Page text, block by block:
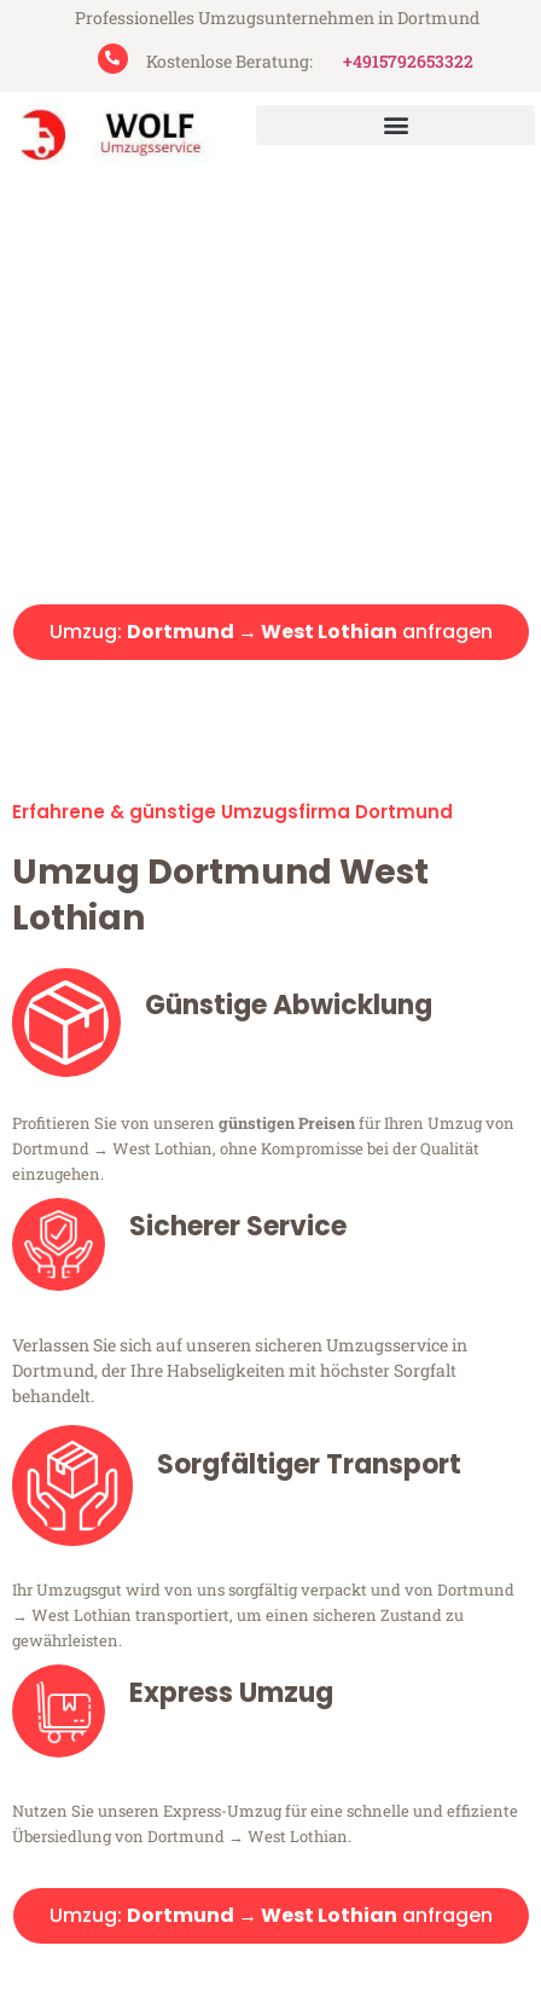
Professionelles Umzugsunternehmen in Dortmund
Kostenlose Beratung:
+4915792653322
Umzug: Dortmund → West Lothian anfragen
Erfahrene & günstige Umzugsfirma Dortmund
Umzug Dortmund West
Lothian
Günstige Abwicklung
Profitieren Sie von unseren günstigen Preisenfür Ihren Umzug von
Dortmund → West Lothian, ohne Kompromisse bei der Qualität
einzugehen.
Sicherer Service
Verlassen Sie sich auf unseren sicheren Umzugsservice in
Dortmund, der Ihre Habseligkeiten mit höchster Sorgfalt
behandelt.
Sorgfältiger Transport
Ihr Umzugsgut wird von uns sorgfältig verpackt und von Dortmund
→ West Lothian transportiert, um einen sicheren Zustand zu
gewährleisten.
Express Umzug
Nutzen Sie unseren Express-Umzug für eine schnelle und effiziente
Übersiedlung von Dortmund → West Lothian.
Umzug: Dortmund → West Lothian anfragen